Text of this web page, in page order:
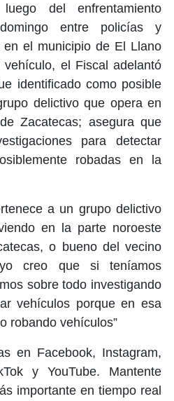
del enfrentamiento
entre policías y
en el municipio de El Llano
el Fiscal adelantó
identificado como posible
delictivo que opera en
Zacatecas; asegura que
para detectar
robadas en la
a un grupo delictivo
en la parte noroeste
o bueno del vecino
creo que si teníamos
sobre todo investigando
vehículos porque en esa
robando vehículos”
en Facebook, Instagram,
y YouTube. Mantente
importante en tiempo real